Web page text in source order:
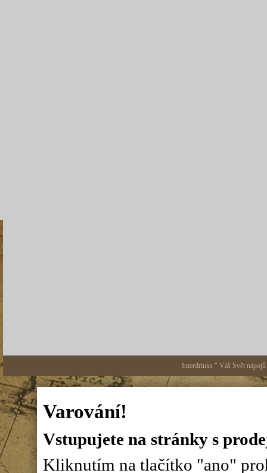
Interdrinks " Váš Svět
Varování!
Vstupujete na stránky s
Kliknutím na tlačítko "ano"